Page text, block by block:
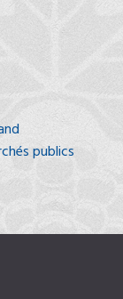
publics